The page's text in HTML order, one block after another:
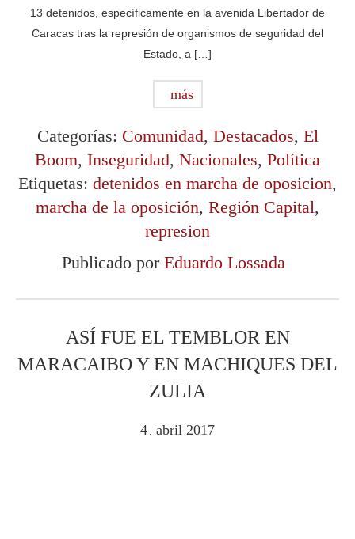
13 detenidos, específicamente en la avenida Libertador de
Caracas tras la represión de organismos de seguridad del
Estado, a […]
más
Categorías: Comunidad, Destacados, El
Boom, Inseguridad, Nacionales, Política
Etiquetas: detenidos en marcha de oposicion,
marcha de la oposición, Región Capital,
represion
Publicado por Eduardo Lossada
ASÍ FUE EL TEMBLOR EN
MARACAIBO Y EN MACHIQUES DEL
ZULIA
4 . abril 2017